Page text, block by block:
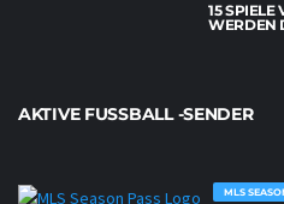
15 SPIELE
WERDEN
AKTIVE FUSSBALL -SENDER
MLS